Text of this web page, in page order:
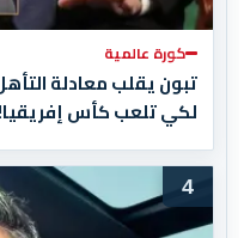
كورة عالمية
تبون يقلب معادلة
لكي تلعب كأس إفريقيا!
4